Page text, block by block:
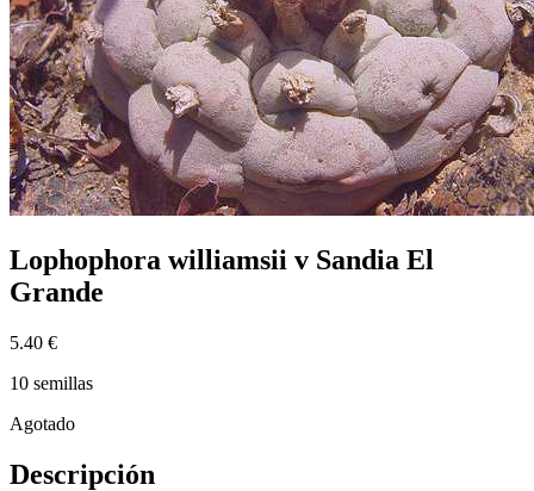
Lophophora williamsii v Sandia El
Grande
5.40 €
10 semillas
Agotado
Descripción